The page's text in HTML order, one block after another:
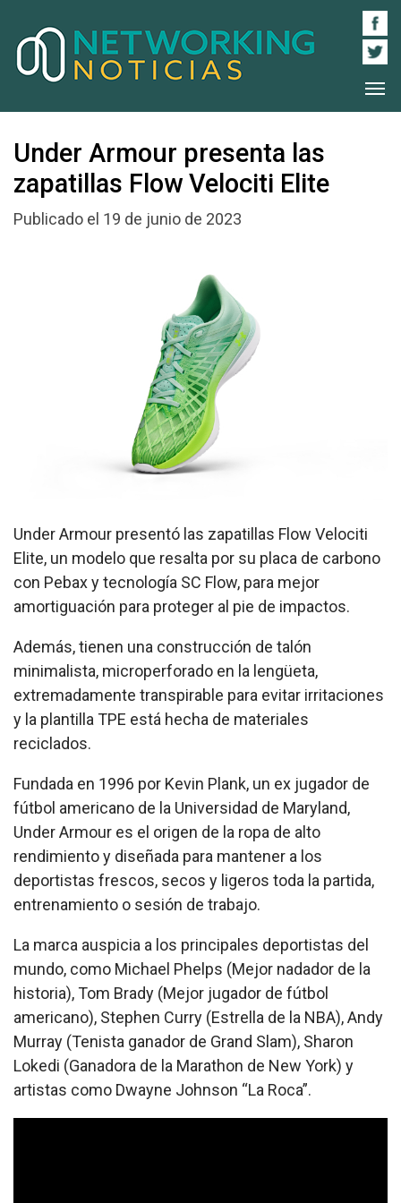
Under Armour presenta las
zapatillas Flow Velociti Elite
Publicado el 19 de junio de 2023
Under Armour presentó las zapatillas Flow Velociti
Elite, un modelo que resalta por su placa de carbono
con Pebax y tecnología SC Flow, para mejor
amortiguación para proteger al pie de impactos.
Además, tienen una construcción de talón
minimalista, microperforado en la lengüeta,
extremadamente transpirable para evitar irritaciones
y la plantilla TPE está hecha de materiales
reciclados.
Fundada en 1996 por Kevin Plank, un ex jugador de
fútbol americano de la Universidad de Maryland,
Under Armour es el origen de la ropa de alto
rendimiento y diseñada para mantener a los
deportistas frescos, secos y ligeros toda la partida,
entrenamiento o sesión de trabajo.
La marca auspicia a los principales deportistas del
mundo, como Michael Phelps (Mejor nadador de la
historia), Tom Brady (Mejor jugador de fútbol
americano), Stephen Curry (Estrella de la NBA), Andy
Murray (Tenista ganador de Grand Slam), Sharon
Lokedi (Ganadora de la Marathon de New York) y
artistas como Dwayne Johnson “La Roca”.